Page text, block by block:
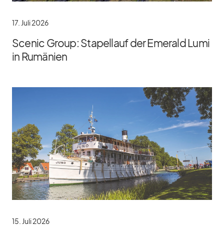
17. Juli 2026
Scenic Group: Stapellauf der Emerald Lumi
in Rumänien
15. Juli 2026